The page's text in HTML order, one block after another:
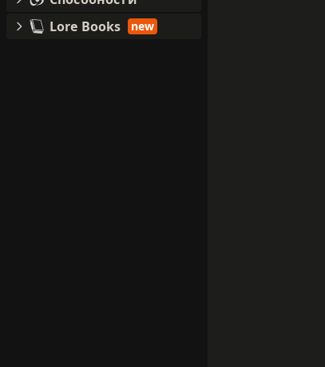
Lore Books
new